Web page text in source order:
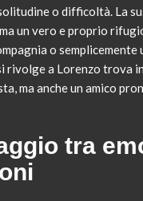
o difficoltà. La
un vero e proprio
o semplicemente
rivolge a Lorenzo trova
ma anche un amico
tra